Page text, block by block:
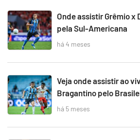
Onde assistir Grêmio x
pela Sul-Americana
há 4 meses
Veja onde assistir ao
Bragantino pelo
há 5 meses